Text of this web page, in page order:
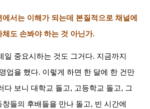
서는 이해가 되는데 본질적으로 채널에
체도 손봐야 하는 것 아닌가.
일 중요시하는 것도 그거다. 지금까지
업을 했다. 이렇게 하면 한 달에 한 건만
다 보니 대학교 돌고, 고등학교 돌고, 그
들의 후배들을 만나 돌고, 빈 시간에